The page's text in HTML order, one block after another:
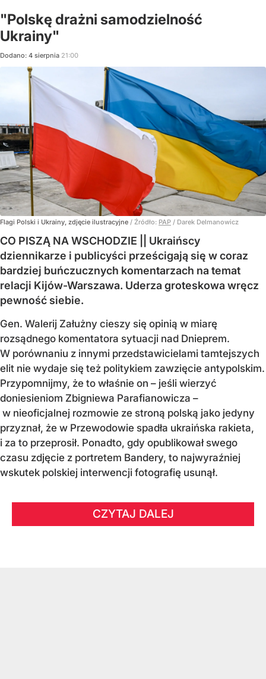
"Polskę drażni samodzielność
Ukrainy"
Dodano: 4 sierpnia 21:00
Flagi Polski i Ukrainy, zdjęcie ilustracyjne / Źródło: PAP / Darek Delmanowicz
CO PISZĄ NA WSCHODZIE || Ukraińscy
dziennikarze i publicyści prześcigają się w coraz
bardziej buńczucznych komentarzach na temat
relacji Kijów-Warszawa. Uderza groteskowa wręcz
pewność siebie.
Gen. Walerij Załużny cieszy się opinią w miarę
rozsądnego komentatora sytuacji nad Dnieprem.
W porównaniu z innymi przedstawicielami tamtejszych
elit nie wydaje się też politykiem zawzięcie antypolskim.
Przypomnijmy, że to właśnie on – jeśli wierzyć
doniesieniom Zbigniewa Parafianowicza –
w nieoficjalnej rozmowie ze stroną polską jako jedyny
przyznał, że w Przewodowie spadła ukraińska rakieta,
i za to przeprosił. Ponadto, gdy opublikował swego
czasu zdjęcie z portretem Bandery, to najwyraźniej
wskutek polskiej interwencji fotografię usunął.
CZYTAJ DALEJ